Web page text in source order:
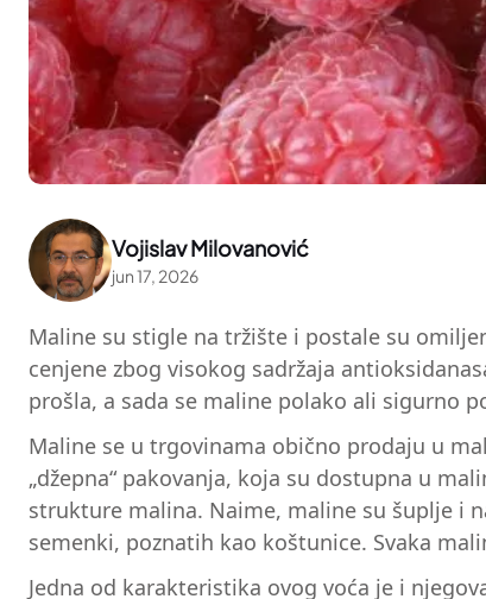
Vojislav Milovanović
jun 17, 2026
Maline su stigle na tržište i postale su
cenjene zbog visokog sadržaja
prošla, a sada se maline polako ali sigurno
Maline se u trgovinama obično prodaju u
„džepna“ pakovanja, koja su dostupna u
strukture malina. Naime, maline su šuplje i
semenki, poznatih kao koštunice. Svaka
Jedna od karakteristika ovog voća je i